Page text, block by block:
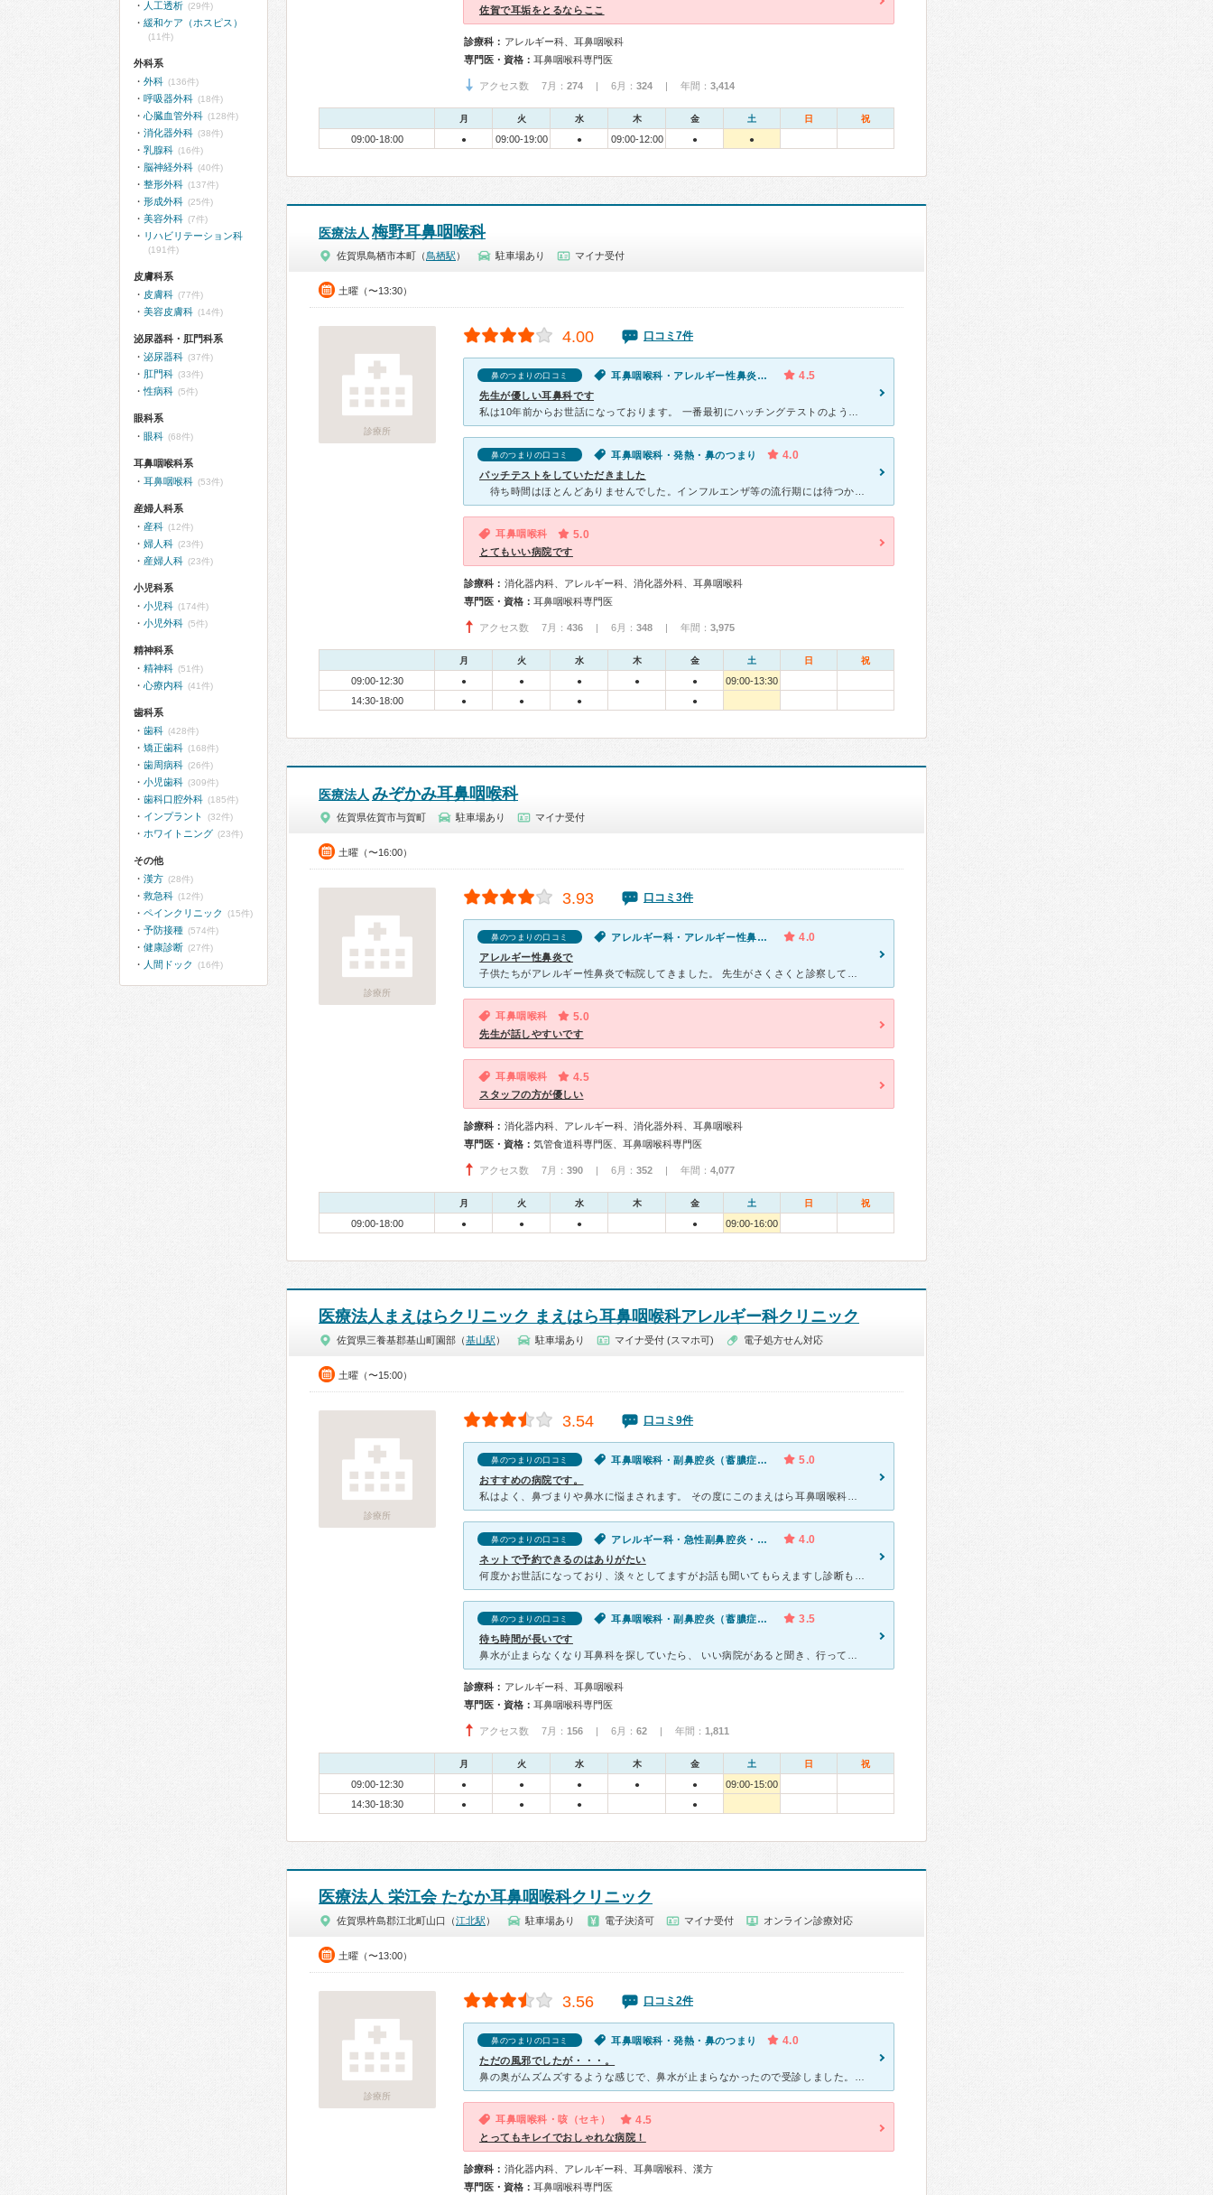
佐賀で耳垢をとるならここ
診療科： アレルギー科、耳鼻咽喉科
専門医・資格： 耳鼻咽喉科専門医
アクセス数 7月： 274 | 6月： 324 | 年間： 3,414
月 火 水 木 金 土 日 祝
09:00-18:00 ● 09:00-19:00 ● 09:00-12:00 ● ●
医療法人 梅野耳鼻咽喉科
佐賀県鳥栖市本町（ 鳥栖駅 ） 駐車場あり マイナ受付
土曜（〜13:30）
診療所
4.00 口コミ7件
鼻のつまりの口コミ 耳鼻咽喉科・アレルギー性鼻炎・発熱・喉が痛い・鼻のつまり 4.5
先生が優しい耳鼻科です
鼻のつまりの口コミ 耳鼻咽喉科・発熱・鼻のつまり 4.0
パッチテストをしていただきました
耳鼻咽喉科 5.0
とてもいい病院です
診療科： 消化器内科、アレルギー科、消化器外科、耳鼻咽喉科
専門医・資格： 耳鼻咽喉科専門医
アクセス数 7月： 436 | 6月： 348 | 年間： 3,975
月 火 水 木 金 土 日 祝
09:00-12:30 ● ● ● ● ●
09:00-13:30
14:30-18:00
● ● ● ●
医療法人 みぞかみ耳鼻咽喉科
佐賀県佐賀市与賀町 駐車場あり マイナ受付
土曜（〜16:00）
診療所
3.93 口コミ3件
鼻のつまりの口コミ アレルギー科・アレルギー性鼻炎・目のかゆみ・鼻のつまり 4.0
アレルギー性鼻炎で
耳鼻咽喉科 5.0
先生が話しやすいです
耳鼻咽喉科 4.5
スタッフの方が優しい
診療科： 消化器内科、アレルギー科、消化器外科、耳鼻咽喉科
専門医・資格： 気管食道科専門医、耳鼻咽喉科専門医
アクセス数 7月： 390 | 6月： 352 | 年間： 4,077
月 火 水 木 金 土 日 祝
09:00-18:00 ● ● ● ● 09:00-16:00
医療法人まえはらクリニック まえはら耳鼻咽喉科アレルギー科クリニック
佐賀県三養基郡基山町園部（基山駅 ） 駐車場あり マイナ受付 (スマホ可) 電子処方せん対応
土曜（〜15:00）
診療所
3.54 口コミ9件
鼻のつまりの口コミ 耳鼻咽喉科・副鼻腔炎（蓄膿症）・鼻のつまり 5.0
おすすめの病院です。
鼻のつまりの口コミ アレルギー科・急性副鼻腔炎・鼻のつまり 4.0
ネットで予約できるのはありがたい
鼻のつまりの口コミ 耳鼻咽喉科・副鼻腔炎（蓄膿症）・鼻のつまり 3.5
待ち時間が長いです
診療科： アレルギー科、耳鼻咽喉科
専門医・資格： 耳鼻咽喉科専門医
アクセス数 7月： 156 | 6月： 62 | 年間： 1,811
月 火 水 木 金 土 日 祝
09:00-12:30 ● ● ● ● ●
09:00-15:00
14:30-18:30
● ● ● ●
医療法人 栄江会 たなか耳鼻咽喉科クリニック
佐賀県杵島郡江北町山口（江北駅 ） 駐車場あり 電子決済可 マイナ受付 オンライン診療対応
土曜（〜13:00）
診療所
3.56 口コミ2件
鼻のつまりの口コミ 耳鼻咽喉科・発熱・鼻のつまり 4.0
ただの風邪でしたが・・・。
耳鼻咽喉科・咳（セキ） 4.5
とってもキレイでおしゃれな病院！
診療科： 消化器内科、アレルギー科、耳鼻咽喉科、漢方
専門医・資格： 耳鼻咽喉科専門医
人工透析 (29件)
緩和ケア（ホスピス）
(11件)
外科系
外科 (136件)
呼吸器外科 (18件)
心臓血管外科 (128件)
消化器外科 (38件)
乳腺科 (16件)
脳神経外科 (40件)
整形外科 (137件)
形成外科 (25件)
美容外科 (7件)
リハビリテーション科
(191件)
皮膚科系
皮膚科 (77件)
美容皮膚科 (14件)
泌尿器科・肛門科系
泌尿器科 (37件)
肛門科 (33件)
性病科 (5件)
眼科系
眼科 (68件)
耳鼻咽喉科系
耳鼻咽喉科 (53件)
産婦人科系
産科 (12件)
婦人科 (23件)
産婦人科 (23件)
小児科系
小児科 (174件)
小児外科 (5件)
精神科系
精神科 (51件)
心療内科 (41件)
歯科系
歯科 (428件)
矯正歯科 (168件)
歯周病科 (26件)
小児歯科 (309件)
歯科口腔外科 (185件)
インプラント (32件)
ホワイトニング (23件)
その他
漢方 (28件)
救急科 (12件)
ペインクリニック (15件)
予防接種 (574件)
健康診断 (27件)
人間ドック (16件)